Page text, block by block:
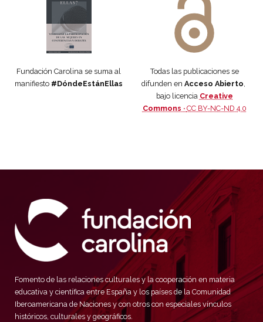
Fundación Carolina se suma al
manifiesto #DóndeEstánEllas
Todas las publicaciones se
difunden en Acceso Abierto
bajo licencia Creative
Commons · CC BY-NC-ND 4.0
Fomento de las relaciones culturales y la cooperación en materia
educativa y científica entre España y los países de la Comunidad
Iberoamericana de Naciones y con otros con especiales vínculos
históricos, culturales y geográficos.